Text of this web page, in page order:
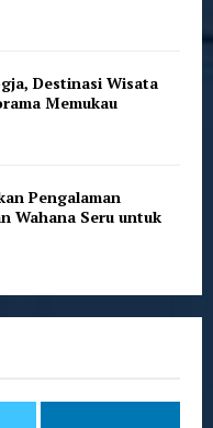
Destinasi Wisata
Memukau
Pengalaman
Wahana Seru untuk